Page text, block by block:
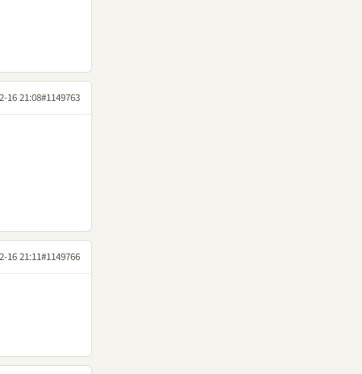
16 21:08#1149763
16 21:11#1149766